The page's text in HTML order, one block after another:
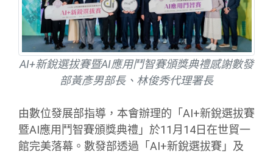
AI+新銳選拔賽暨AI應用鬥智賽頒獎典禮感謝數發
部黃彥男部長、林俊秀代理署長
由數位發展部指導，本會辦理的「AI+新銳選拔賽
暨AI應用鬥智賽頒獎典禮」於11月14日在世貿一
館完美落幕。數發部透過「AI+新銳選拔賽」及